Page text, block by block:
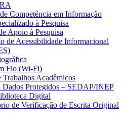
Competência em Informação
à Pesquisa
Apoio à Pesquisa
de Acessibilidade Informacional
Fio (Wi-Fi)
Acadêmicos
Dados Protegidos – SEDAP/INEP
Digital
de Verificação de Escrita Original